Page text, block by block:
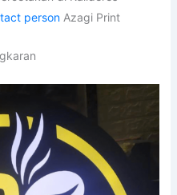
personAzagi Print